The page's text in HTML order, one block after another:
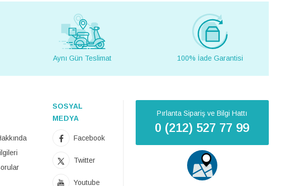
Aynı Gün Teslimat 100% İade Garantisi
SOSYAL
MEDYA
Facebook
Twitter
Youtube
Pırlanta Sipariş ve Bilgi Hattı
0 (212) 527 77 99